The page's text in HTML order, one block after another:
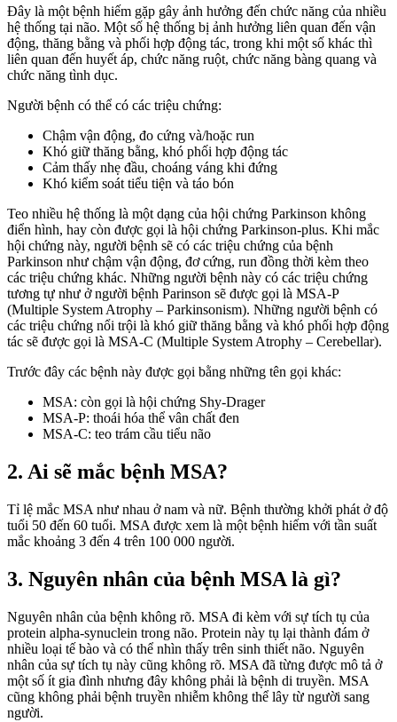
Đây là một bệnh hiếm gặp gây ảnh hưởng đến chức năng của nhiều
hệ thống tại não. Một số hệ thống bị ảnh hưởng liên quan đến vận
động, thăng bằng và phối hợp động tác, trong khi một số khác thì
liên quan đến huyết áp, chức năng ruột, chức năng bàng quang và
chức năng tình dục.
Người bệnh có thể có các triệu chứng:
Chậm vận động, đo cứng và/hoặc run
Khó giữ thăng bằng, khó phối hợp động tác
Cảm thấy nhẹ đầu, choáng váng khi đứng
Khó kiểm soát tiểu tiện và táo bón
Teo nhiều hệ thống là một dạng của hội chứng Parkinson không
điển hình, hay còn được gọi là hội chứng Parkinson-plus. Khi mắc
hội chứng này, người bệnh sẽ có các triệu chứng của bệnh
Parkinson như chậm vận động, đơ cứng, run đồng thời kèm theo
các triệu chứng khác. Những người bệnh này có các triệu chứng
tương tự như ở người bệnh Parinson sẽ được gọi là MSA-P
(Multiple System Atrophy – Parkinsonism). Những người bệnh có
các triệu chứng nổi trội là khó giữ thăng bằng và khó phối hợp động
tác sẽ được gọi là MSA-C (Multiple System Atrophy – Cerebellar).
Trước đây các bệnh này được gọi bằng những tên gọi khác:
MSA: còn gọi là hội chứng Shy-Drager
MSA-P: thoái hóa thể vân chất đen
MSA-C: teo trám cầu tiểu não
2. Ai sẽ mắc bệnh MSA?
Tỉ lệ mắc MSA như nhau ở nam và nữ. Bệnh thường khởi phát ở độ
tuổi 50 đến 60 tuổi. MSA được xem là một bệnh hiếm với tần suất
mắc khoảng 3 đến 4 trên 100 000 người.
3. Nguyên nhân của bệnh MSA là gì?
Nguyên nhân của bệnh không rõ. MSA đi kèm với sự tích tụ của
protein alpha-synuclein trong não. Protein này tụ lại thành đám ở
nhiều loại tế bào và có thể nhìn thấy trên sinh thiết não. Nguyên
nhân của sự tích tụ này cũng không rõ. MSA đã từng được mô tả ở
một số ít gia đình nhưng đây không phải là bệnh di truyền. MSA
cũng không phải bệnh truyền nhiễm không thể lây từ người sang
người.